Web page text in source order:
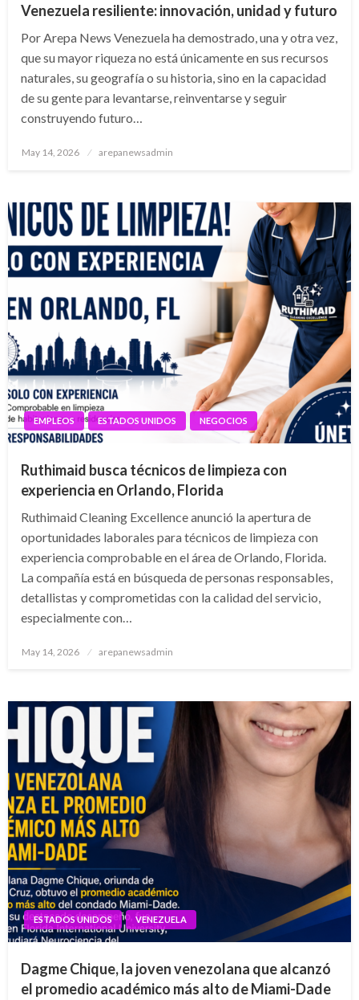
Venezuela resiliente: innovación, unidad y futuro
Por Arepa News Venezuela ha demostrado, una y otra vez,
que su mayor riqueza no está únicamente en sus recursos
naturales, su geografía o su historia, sino en la capacidad
de su gente para levantarse, reinventarse y seguir
construyendo futuro…
Posted
May 14, 2026 arepanewsadmin
EMPLEOS ESTADOS UNIDOS NEGOCIOS
Ruthimaid busca técnicos de limpieza con
experiencia en Orlando, Florida
Ruthimaid Cleaning Excellence anunció la apertura de
oportunidades laborales para técnicos de limpieza con
experiencia comprobable en el área de Orlando, Florida.
La compañía está en búsqueda de personas responsables,
detallistas y comprometidas con la calidad del servicio,
especialmente con…
Posted
May 14, 2026 arepanewsadmin
ESTADOS UNIDOS VENEZUELA
Dagme Chique, la joven venezolana que alcanzó
el promedio académico más alto de Miami-Dade